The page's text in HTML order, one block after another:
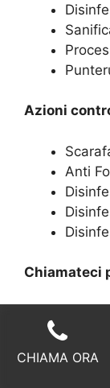
Azioni
Anti
Chiamateci
Anti
CHIAMA ORA